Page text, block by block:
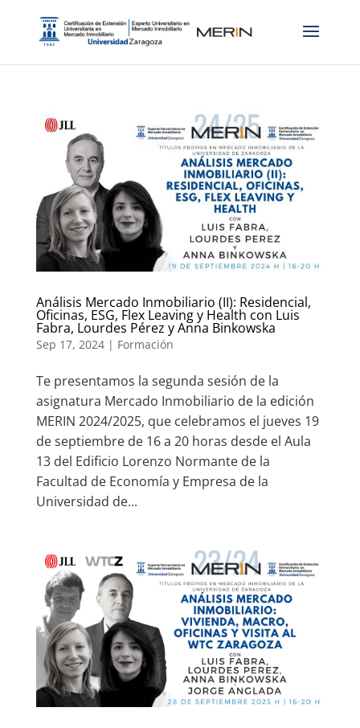
Análisis Mercado Inmobiliario (II): Residencial,
Oficinas, ESG, Flex Leaving y Health con Luis
Fabra, Lourdes Pérez y Anna Binkowska
Sep 17, 2024| Formación
Te presentamos la segunda sesión de la
asignatura Mercado Inmobiliario de la edición
MERIN 2024/2025, que celebramos el jueves 19
de septiembre de 16 a 20 horas desde el Aula
13 del Edificio Lorenzo Normante de la
Facultad de Economía y Empresa de la
Universidad de...